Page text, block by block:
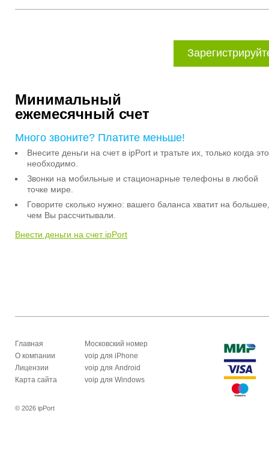
Минимальный
ежемесячный счет
Много звоните? Платите меньше!
Внесите деньги на счет в ipPort и тратьте их, только когда это
необходимо.
Звонки на мобильные и стационарные телефоны в любой
точке мире.
Говорите сколько нужно: вашего баланса хватит на большее,
чем Вы рассчитывали.
Внести деньги на счет ipPort
Главная
О компании
Лицензии
Карта сайта
Московский номер
voip для iPhone
voip для Android
voip для Windows
© 2026 ipPort